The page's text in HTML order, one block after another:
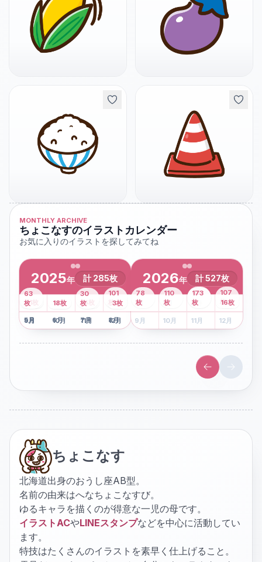
MONTHLY ARCHIVE
ちょこなすのイラストカレンダー
お気に入りのイラストを探してみてね
2025年 計 285枚
1月
2枚 2月 3月 4月
8枚
5月
41 枚
6月
13枚
7月
6枚
8月
101
枚
9月
63
枚
10月
18枚
11月
30
枚
12月
3枚
2026年 計527枚
1月 2月 3月
43
枚
4月
107
枚
5 月
78
枚
6月
110
枚
7月
173
枚
8月
16枚
9 月 10月 11月 12月
ちょこなす
北海道出身のおうし座AB型。
名前の由来はへなちょこなすび。
ゆるキャラを描くのが得意な一児の母です。
イラストACやLINEスタンプなどを中心に活動してい
ます。
特技はたくさんのイラストを素早く仕上げること。